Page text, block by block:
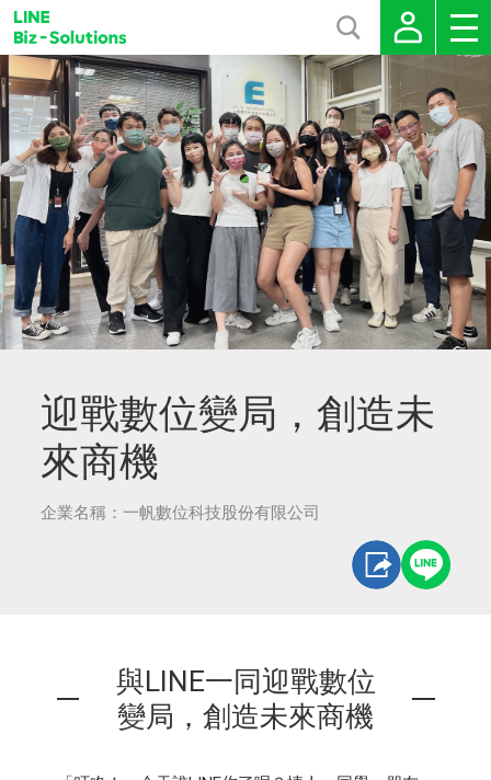
迎戰數位變局，創造未
來商機
企業名稱：一帆數位科技股份有限公司
與LINE一同迎戰數位
變局，創造未來商機